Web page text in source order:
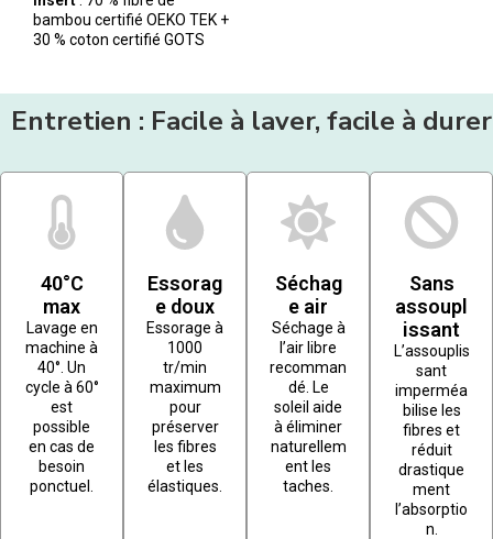
bambou certifié OEKO TEK +
30 % coton certifié GOTS
Entretien : Facile à laver, facile à durer
40°C
max
Lavage en
machine à
40°. Un
cycle à 60°
est
possible
en cas de
besoin
ponctuel.
Essorag
e doux
Essorage à
1000
tr/min
maximum
pour
préserver
les fibres
et les
élastiques.
Séchag
e air
Séchage à
l’air libre
recomman
dé. Le
soleil aide
à éliminer
naturellem
ent les
taches.
Sans
assoupl
issant
L’assouplis
sant
imperméa
bilise les
fibres et
réduit
drastique
ment
l’absorptio
n.